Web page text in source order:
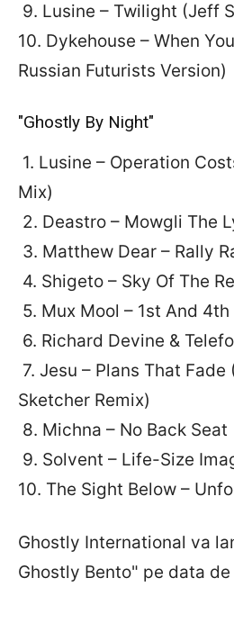
9. Lusine – Twilight (Jeff
10. Dykehouse – When
Russian Futurists Version)
"Ghostly By Night"
1. Lusine – Operation
Mix)
2. Deastro – Mowgli The
3. Matthew Dear – Rally
4. Shigeto – Sky Of The
5. Mux Mool – 1st And 4th
6. Richard Devine &
7. Jesu – Plans That
Sketcher Remix)
8. Michna – No Back Seat
9. Solvent – Life-Size
10. The Sight Below –
Ghostly International va
Ghostly Bento" pe data